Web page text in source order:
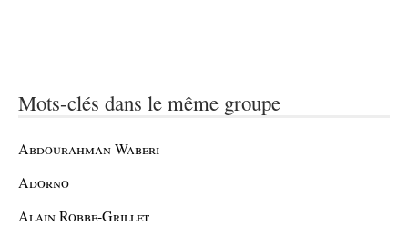
Mots-clés dans le même groupe
Abdourahman Waberi
Adorno
Alain Robbe-Grillet